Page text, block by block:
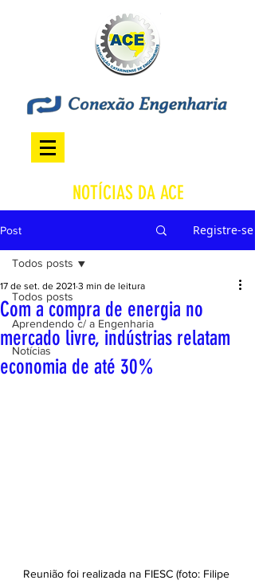
NOTÍCIAS DA ACE
Post Registre-se
Todos posts
Aprendendo c/ a Engenharia
Notícias
Todos posts
Com a compra de energia no
mercado livre, indústrias relatam
economia de até 30%
17 de set. de 2021 3 min de leitura
Reunião foi realizada na FIESC (foto: Filipe